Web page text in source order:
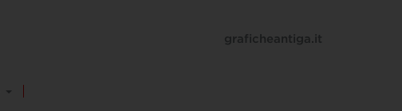
graficheantiga.it